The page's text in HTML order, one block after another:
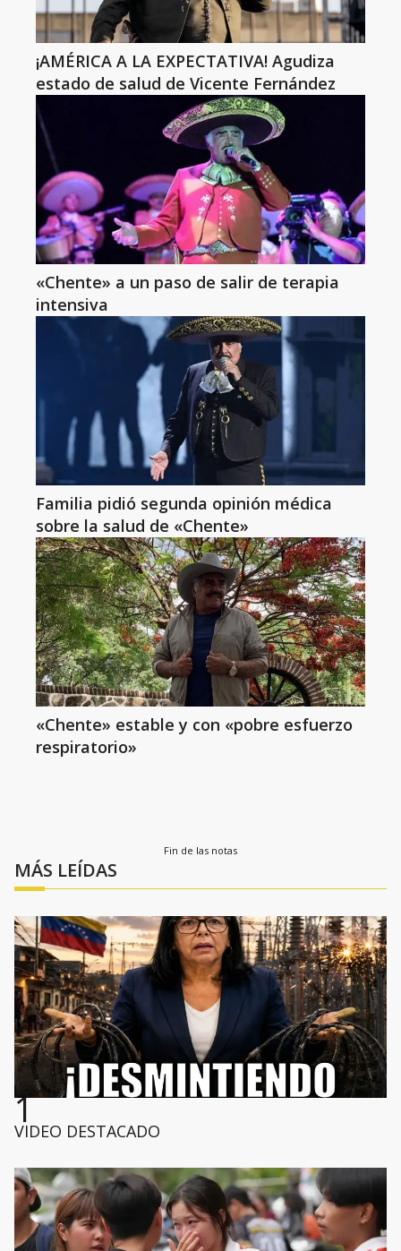
¡AMÉRICA A LA EXPECTATIVA! Agudiza
estado de salud de Vicente Fernández
«Chente» a un paso de salir de terapia
intensiva
Familia pidió segunda opinión médica
sobre la salud de «Chente»
«Chente» estable y con «pobre esfuerzo
respiratorio»
Fin de las notas
MÁS LEÍDAS
1
VIDEO DESTACADO